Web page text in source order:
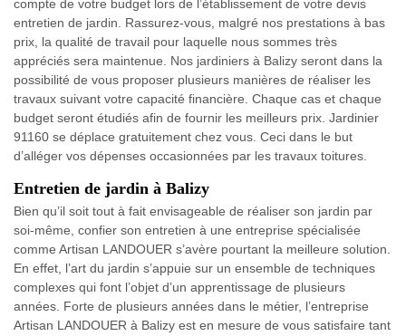
compte de votre budget lors de l’établissement de votre devis
entretien de jardin. Rassurez-vous, malgré nos prestations à bas
prix, la qualité de travail pour laquelle nous sommes très
appréciés sera maintenue. Nos jardiniers à Balizy seront dans la
possibilité de vous proposer plusieurs manières de réaliser les
travaux suivant votre capacité financière. Chaque cas et chaque
budget seront étudiés afin de fournir les meilleurs prix. Jardinier
91160 se déplace gratuitement chez vous. Ceci dans le but
d’alléger vos dépenses occasionnées par les travaux toitures.
Entretien de jardin à Balizy
Bien qu’il soit tout à fait envisageable de réaliser son jardin par
soi-même, confier son entretien à une entreprise spécialisée
comme Artisan LANDOUER s’avère pourtant la meilleure solution.
En effet, l’art du jardin s’appuie sur un ensemble de techniques
complexes qui font l’objet d’un apprentissage de plusieurs
années. Forte de plusieurs années dans le métier, l’entreprise
Artisan LANDOUER à Balizy est en mesure de vous satisfaire tant